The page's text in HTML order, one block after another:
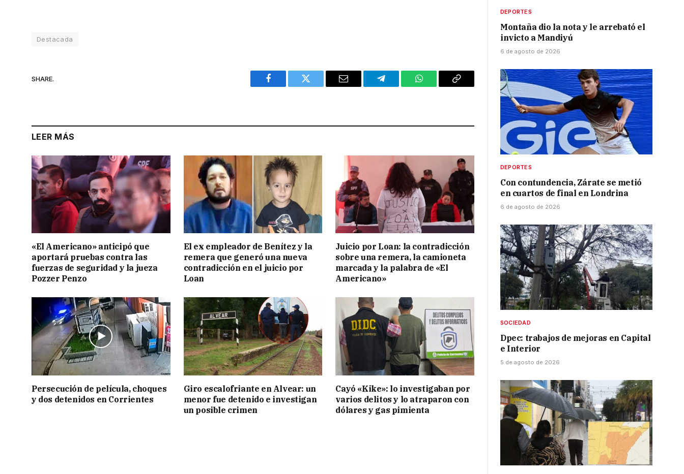
Destacada
SHARE.
Facebook Twitter Email Telegram WhatsAppCopy
LEER MÁS
«El Americano» anticipó que
aportará pruebas contra las
fuerzas de seguridad y la jueza
Pozzer Penzo
El ex empleador de Benítez y la
remera que generó una nueva
contradicción en el juicio por
Loan
Juicio por Loan: la contradicción
sobre una remera, la camioneta
marcada y la palabra de «El
Americano»
Persecución de película, choques
y dos detenidos en Corrientes
Giro escalofriante en Alvear: un
menor fue detenido e investigan
un posible crimen
Cayó «Kike»: lo investigaban por
varios delitos y lo atraparon con
dólares y gas pimienta
DEPORTES
Montaña dio la nota y le arrebató el
invicto a Mandiyú
6 de agosto de 2026
DEPORTES
Con contundencia, Zárate se metió
en cuartos de final en Londrina
6 de agosto de 2026
SOCIEDAD
Dpec: trabajos de mejoras en Capital
e Interior
5 de agosto de 2026